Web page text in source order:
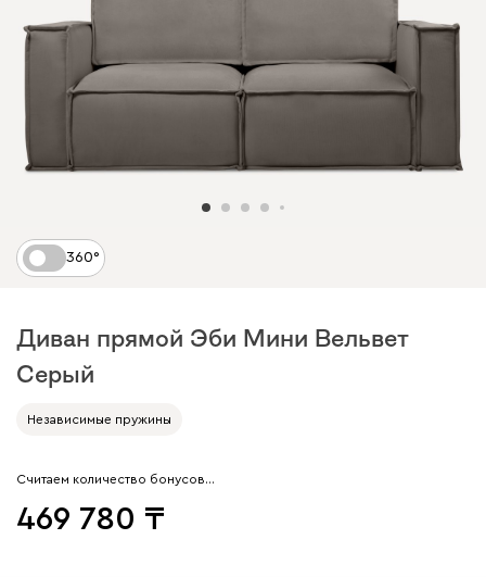
360°
Диван прямой Эби Мини Вельвет
Серый
Независимые пружины
Считаем количество бонусов…
469 780